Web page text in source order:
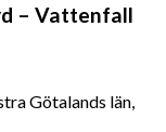
– Vattenfall
Götalands län,